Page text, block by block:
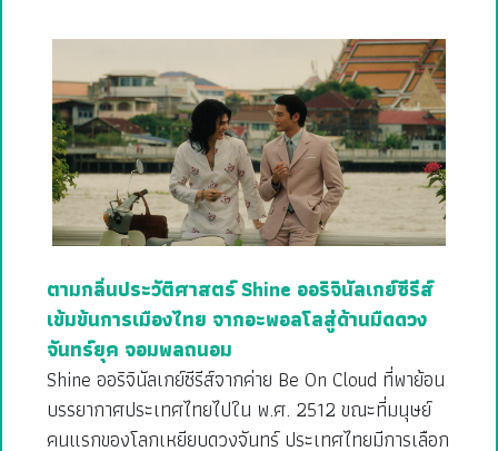
ตามกลิ่นประวัติศาสตร์ Shine ออริจินัลเกย์ซีรีส์
เข้มข้นการเมืองไทย จากอะพอลโลสู่ด้านมืดดวง
จันทร์ยุค จอมพลถนอม
Shine ออริจินัลเกย์ซีรีส์จากค่าย Be On Cloud ที่พาย้อน
บรรยากาศประเทศไทยไปใน พ.ศ. 2512 ขณะที่มนุษย์
คนแรกของโลกเหยียบดวงจันทร์ ประเทศไทยมีการเลือก